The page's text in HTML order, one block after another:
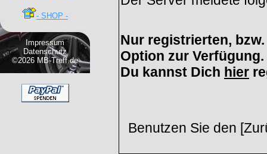
- SHOP -
Impressum
Datenschutz
©2026 MB-Treff.de
Nur registrierten,
Option zur Verfügung.
Du kannst Dich hier
Benutzen Sie den